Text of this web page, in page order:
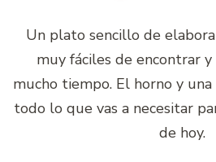
Un plato sencillo de
muy fáciles de encontrar
mucho tiempo. El horno y una
todo lo que vas a necesitar
de hoy.